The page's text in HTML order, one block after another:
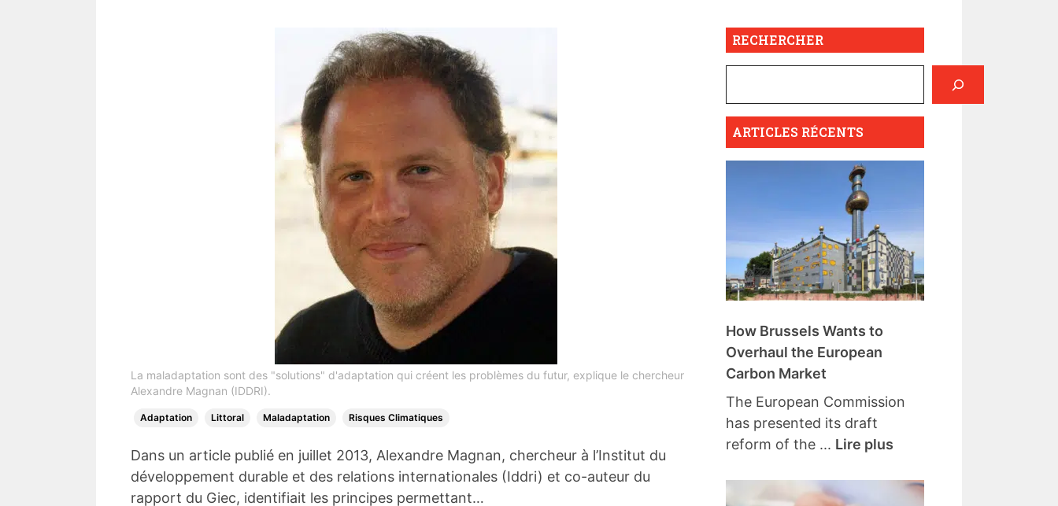
La maladaptation sont des "solutions" d'adaptation qui créent les problèmes du futur, explique le chercheur
Alexandre Magnan (IDDRI).
Adaptation Littoral Maladaptation Risques Climatiques
Dans un article publié en juillet 2013, Alexandre Magnan, chercheur à l’Institut du
développement durable et des relations internationales (Iddri) et co-auteur du
rapport du Giec, identifiait les principes permettant…
RECHERCHER
ARTICLES RÉCENTS
How Brussels Wants to
Overhaul the European
Carbon Market
The European Commission
has presented its draft
reform of the ... Lire plus